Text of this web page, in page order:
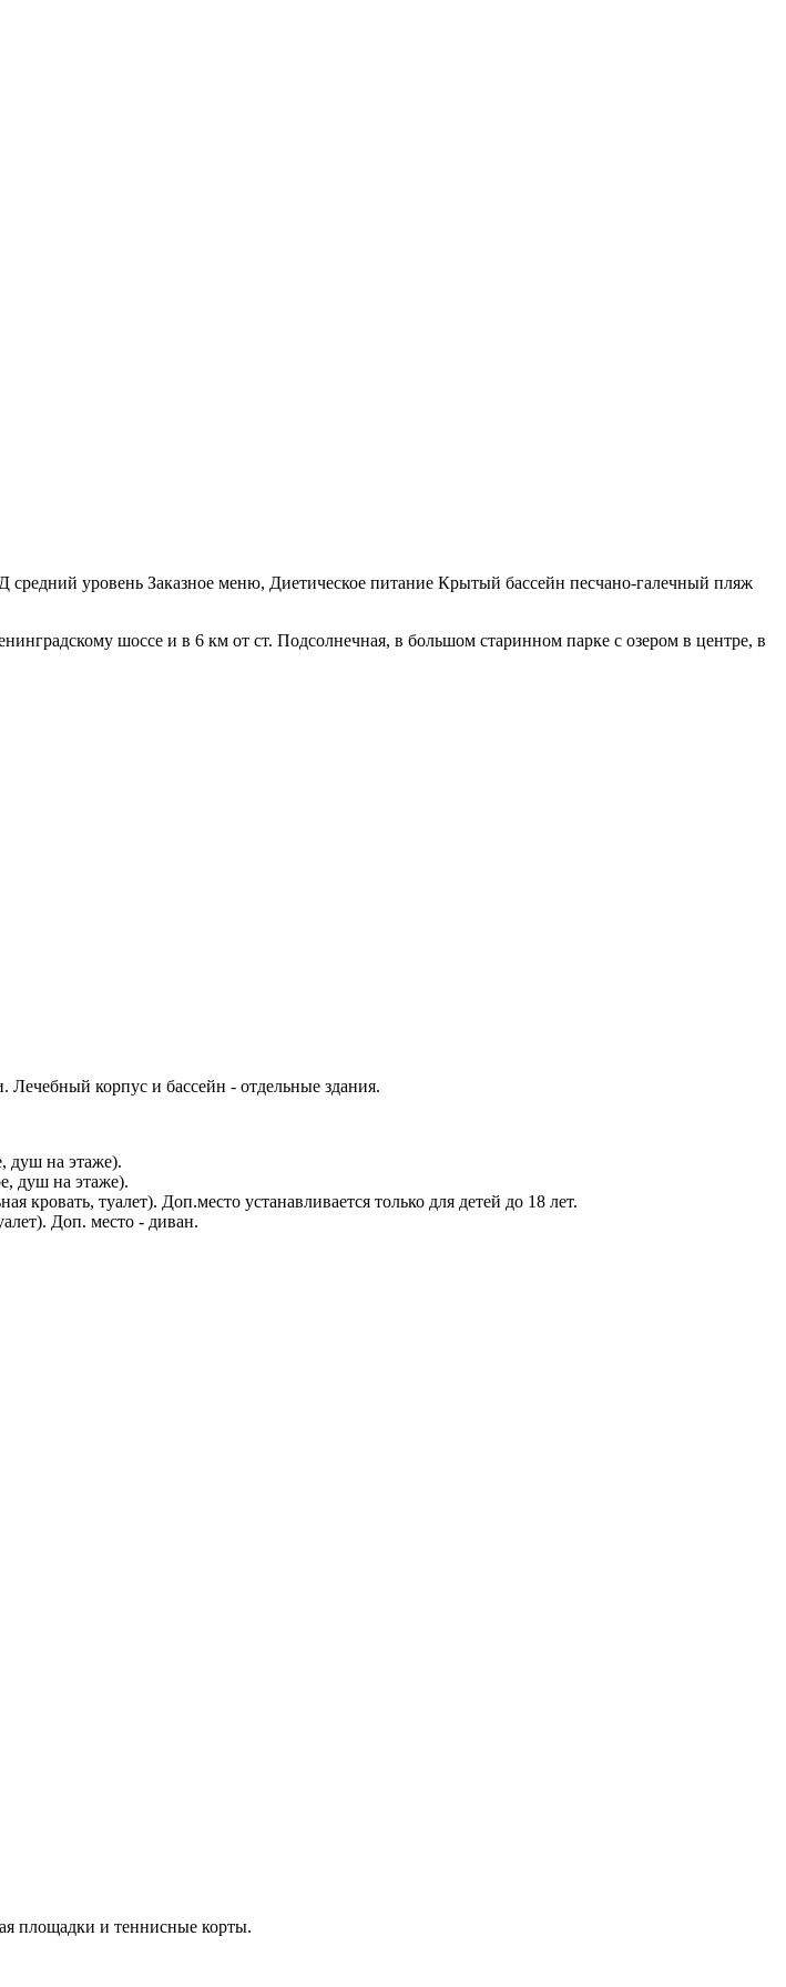
средний уровень Заказное меню, Диетическое питание Крытый бассейн песчано-галечный пляж
шоссе и в 6 км от ст. Подсолнечная, в большом старинном парке с озером в центре, в
корпус и бассейн - отдельные здания.
душ на этаже).
душ на этаже).
туалет). Доп.место устанавливается только для детей до 18 лет.
Доп. место - диван.
площадки и теннисные корты.